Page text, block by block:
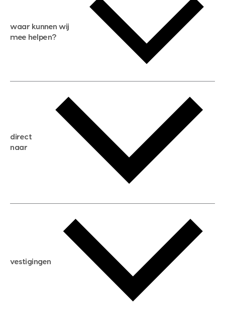
waar kunnen wij
mee helpen?
gratis zoekservice
huis verkopen
huis kopen
aankoopadvies
verkoopadvies
hypotheekadvies
direct
naar
hypotheek berekenen
maximale hypotheek berekenen
hypotheek bespaarcheck
gratis zoekprofiel aanmaken
vestigingen